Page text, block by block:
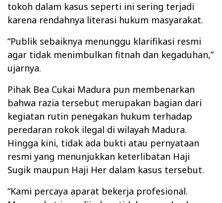
tokoh dalam kasus seperti ini sering terjadi
karena rendahnya literasi hukum masyarakat.
“Publik sebaiknya menunggu klarifikasi resmi
agar tidak menimbulkan fitnah dan kegaduhan,”
ujarnya.
Pihak Bea Cukai Madura pun membenarkan
bahwa razia tersebut merupakan bagian dari
kegiatan rutin penegakan hukum terhadap
peredaran rokok ilegal di wilayah Madura.
Hingga kini, tidak ada bukti atau pernyataan
resmi yang menunjukkan keterlibatan Haji
Sugik maupun Haji Her dalam kasus tersebut.
“Kami percaya aparat bekerja profesional.